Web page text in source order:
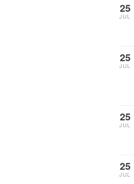
25
JUL
25
JUL
25
JUL
25
JUL